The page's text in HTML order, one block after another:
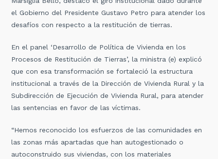
el Gobierno del Presidente Gustavo Petro para atender los
desafíos con respecto a la restitución de tierras.
En el panel ‘Desarrollo de Política de Vivienda en los
Procesos de Restitución de Tierras’, la ministra (e) explicó
que con esa transformación se fortaleció la estructura
institucional a través de la Dirección de Vivienda Rural y la
Subdirección de Ejecución de Vivienda Rural, para atender
las sentencias en favor de las víctimas.
“Hemos reconocido los esfuerzos de las comunidades en
las zonas más apartadas que han autogestionado o
autoconstruido sus viviendas, con los materiales